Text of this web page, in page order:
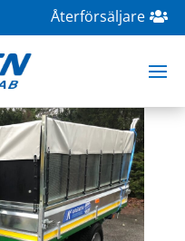
Återförsäljare